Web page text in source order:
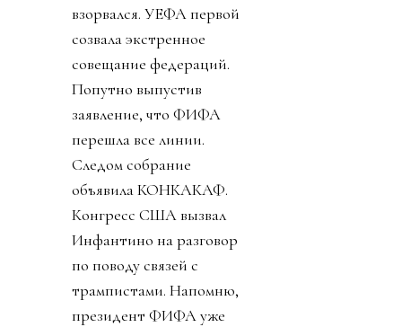
взорвался. УЕФА первой
созвала экстренное
совещание федераций.
Попутно выпустив
заявление, что ФИФА
перешла все линии.
Следом собрание
объявила КОНКАКАФ.
Конгресс США вызвал
Инфантино на разговор
по поводу связей с
трампистами. Напомню,
президент ФИФА уже